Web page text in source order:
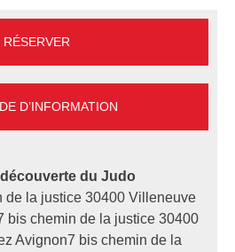
RÉSERVER
D’INFORMATION
du Judo
de la justice 30400 Villeneuve
bis chemin de la justice 30400
Avignon7 bis chemin de la